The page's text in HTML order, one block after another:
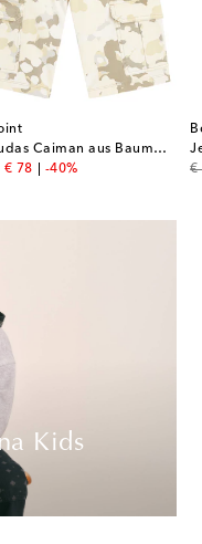
Bermudas Caiman aus Baumwolle mit Camouflage-Print
price
€ 78
discount price
-40%
€
Kids